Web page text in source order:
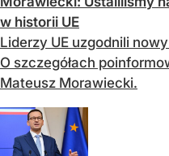
w historii UE
Liderzy UE uzgodnili
O szczegółach
Mateusz Morawiecki.